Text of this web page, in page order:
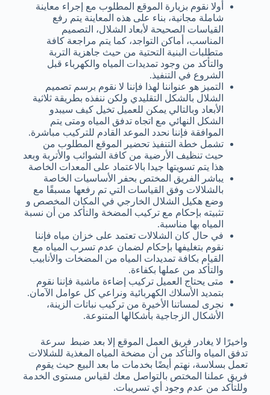
أولا نقوم بزيارة الموقع المطلوب مع إجراء معاينة
شاملة مجانية، بناء على هذه المعاينة يتم رفع
القياسات الصحيحة لأبعاد الشلال، التصميم
المناسب، أماكن التواجد، كما يتم مراجعة كافة
متطلبات البنية التحتية من حيث جاهزية التربة
والتأكد من وجود تمديدات المياه والكهرباء قبل
الشروع في التنفيذ.
التميز هو عنواننا لهذا فإننا لا نقوم برسم تصميم
الشلال بالشكل التقليدي ولكن ننفذه بطريقة ثلاثية
الأبعاد وبالتالي يمكن للعميل تخيل كيف سيبدو
الشكل النهائي مع اتجاه تدفق المياه ومتى يتم
الموافقة فإننا نحدد الموعد القادم للتركيب مباشرة.
تشمل خطة التنفيذ تحضير الموقع المطلوب من
حيث تنظيف الأرضية من كافة الشوائب والأتربة وبعد
هذا يتم تسويتها جيدا بالاعتماد على المعدات الخاصة
يباشر الفريق المختص بحفر الأساسيات الخاصة
بالشلالات وفق القياسات التي تم رفعها مسبقًا مع
وضع هكيل الشلال الخارجي في المكان المخصص و
تثبيته بإحكام مع تركيب المضخة والتأكد من أن نسبة
المياه بها مناسبة.
في حال كان الشلالات تعتمد على خزان مياه فإننا
نقوم بتغليفها بإحكام لضمان عدم تسرب المياه مع
القيام بكافة تمديدات المياه من المضخات والأنابيب
والتأكد من عملها بكفاءة.
متى يحتاج العميل تركيب إضاءة ماشية فإننا نقوم
بتمديد الأسلاك الكهربائية ونراعي كل عوامل الآمان.
نجرى لمساتنا الأخيرة من تركيب نباتات الزينة،
الأشكال الزجاجية بأشكالها المتنوعة.
واخيرًا لا يغادر فريق العمل الموقع إلا بعد ضبط سرعة
تدفق المياه والتأكد من أن مضخة المياه المغذية للشلالات
تعمل بسلاسة، نهتم أيضًا بخدمات ما بعد البيع حيث يقوم
فريق عملنا المختص بالتواصل معك لقياس مستوى الخدمة
وللتأكد من عدم وجود أي تسريبات.